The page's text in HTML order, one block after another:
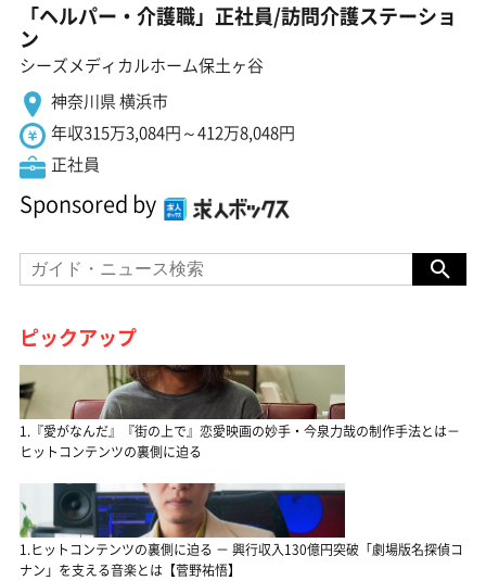
「ヘルパー・介護職」正社員/訪問介護ステーショ
ン
シーズメディカルホーム保土ヶ谷
神奈川県 横浜市
年収315万3,084円～412万8,048円
正社員
Sponsored by
ピックアップ
1.『愛がなんだ』『街の上で』恋愛映画の妙手・今泉力哉の制作手法とは－
ヒットコンテンツの裏側に迫る
1.ヒットコンテンツの裏側に迫る － 興行収入130億円突破「劇場版名探偵コ
ナン」を支える音楽とは【菅野祐悟】